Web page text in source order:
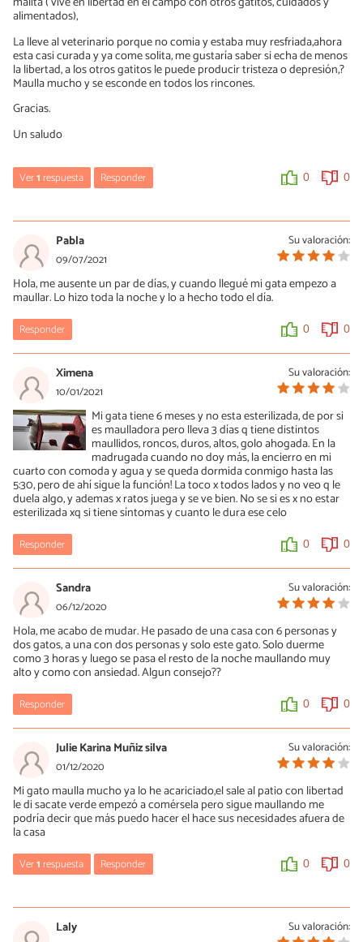
alimentados),
La lleve al veterinario porque no comia y estaba muy resfriada,ahora
esta casi curada y ya come solita, me gustaría saber si echa de menos
la libertad, a los otros gatitos le puede producir tristeza o depresión,?
Maulla mucho y se esconde en todos los rincones.
Gracias.
Un saludo
Ver1respuesta Responder 0 0
08/11/2021
A mí me pasa igual con mi gato, el vivía en campo y jugaba pero
ahora me he mudado a la ciudad en un piso, llora para salir pero si
le abro la puerta no hay mucho donde ir. Mi gato no se esconde
pero maúlla y me despierta en la madrugada (sinceramente estoy
escribiste eso, ¿cómo está tu gata? ¿Ya se acostumbró?
0 0
Su valoración:
Pabla
09/07/2021
Hola, me ausente un par de días, y cuando llegué mi gata empezo a
maullar. Lo hizo toda la noche y lo a hecho todo el día.
Responder 0 0
Su valoración:
Ximena
10/01/2021
Mi gata tiene 6 meses y no esta esterilizada, de por si
es maulladora pero lleva 3 días q tiene distintos
maullidos, roncos, duros, altos, golo ahogada. En la
madrugada cuando no doy más, la encierro en mi
cuarto con comoda y agua y se queda dormida conmigo hasta las
5:30, pero de ahí sigue la función! La toco x todos lados y no veo q le
duela algo, y ademas x ratos juega y se ve bien. No se si es x no estar
esterilizada xq si tiene síntomas y cuanto le dura ese celo
Responder 0 0
Su valoración:
Sandra
06/12/2020
Hola, me acabo de mudar. He pasado de una casa con 6 personas y
dos gatos, a una con dos personas y solo este gato. Solo duerme
como 3 horas y luego se pasa el resto de la noche maullando muy
alto y como con ansiedad. Algun consejo??
Responder 0 0
Su valoración:
Julie Karina Muñiz silva
01/12/2020
Mi gato maulla mucho ya lo he acariciado,el sale al patio con libertad
le di sacate verde empezó a comérsela pero sigue maullando me
podría decir que más puedo hacer el hace sus necesidades afuera de
la casa
Ver1respuesta Responder 0 0
Su valoración:
Laly